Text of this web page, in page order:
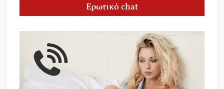
Ερωτικό chat